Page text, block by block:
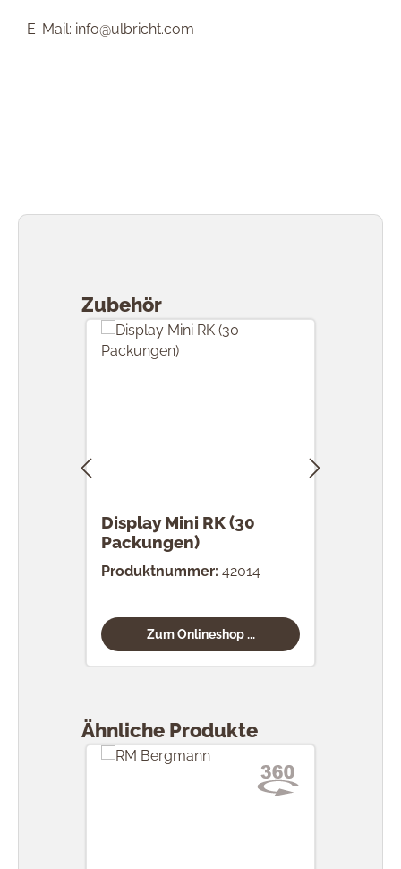
E-Mail: info@ulbricht.com
Zubehör
Display Mini RK (30
Packungen)
Produktnummer: 42014
Zum Onlineshop ...
Ähnliche Produkte